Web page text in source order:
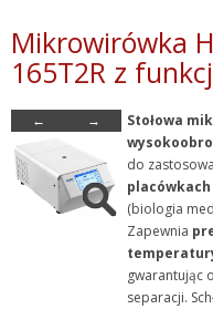
+ Rury, pręty, kapilary ...
+ Szkło kwarcowe
+ Szkło laboratoryjne
+ Termometry / Areometry
+ Urządzenia laboratoryj...
+ WPL - produkcja
+ Wyroby metalowe
+ Wyroby z gumy, drewna, ...
Mikrowirówka
165T2R z
← →
Stołowa
do
(biologia
Zapewnia
gwarantując
separacji.